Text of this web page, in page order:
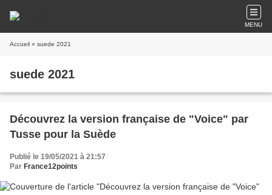
MENU
Accueil » suede 2021
suede 2021
Découvrez la version française de "Voice" par
Tusse pour la Suède
Publié le 19/05/2021 à 21:57
Par France12points